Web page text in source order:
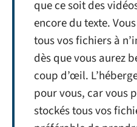
que ce soit des
encore du texte.
tous vos fichiers à
dès que vous aurez
coup d’œil.
pour vous, car vous
stockés tous vos